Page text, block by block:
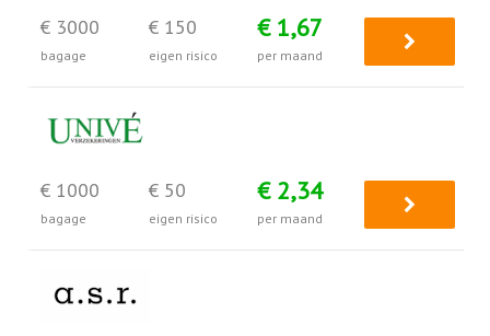
€ 3000
bagage
€ 150
eigen risico
€ 1,67
per maand
€ 1000
bagage
€ 50
eigen risico
€ 2,34
per maand